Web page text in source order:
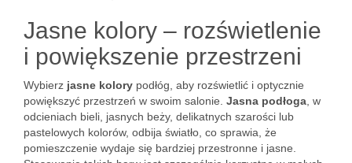
Jasne kolory – rozświetlenie
i powiększenie przestrzeni
Wybierz jasne kolory podłóg, aby rozświetlić i optycznie
powiększyć przestrzeń w swoim salonie. Jasna podłoga , w
odcieniach bieli, jasnych beży, delikatnych szarości lub
pastelowych kolorów, odbija światło, co sprawia, że
pomieszczenie wydaje się bardziej przestronne i jasne.